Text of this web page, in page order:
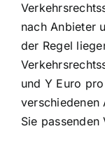
nach Anbieter
der Regel
und Y Euro
verschiedenen
Sie